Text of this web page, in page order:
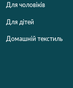
Для чоловіків
Для дітей
Домашній текстиль